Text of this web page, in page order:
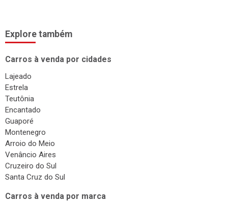
Explore também
Carros à venda por cidades
Lajeado
Estrela
Teutônia
Encantado
Guaporé
Montenegro
Arroio do Meio
Venâncio Aires
Cruzeiro do Sul
Santa Cruz do Sul
Carros à venda por marca